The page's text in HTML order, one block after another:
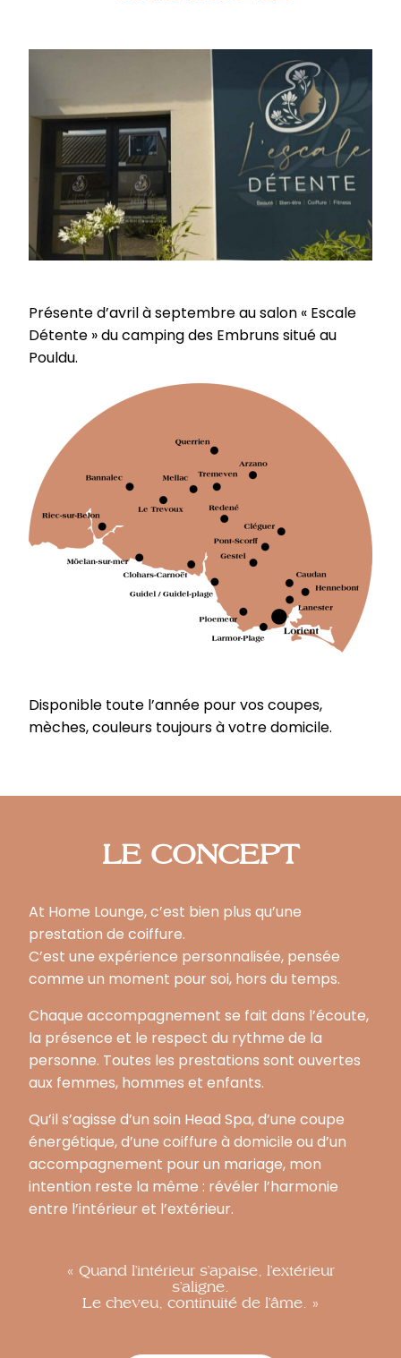
Présente d’avril à septembre au salon « Escale
Détente » du camping des Embruns situé au
Pouldu.
Disponible toute l’année pour vos coupes,
mèches, couleurs toujours à votre domicile.
LE CONCEPT
At Home Lounge, c’est bien plus qu’une
prestation de coiffure.
C’est une expérience personnalisée, pensée
comme un moment pour soi, hors du temps.
Chaque accompagnement se fait dans l’écoute,
la présence et le respect du rythme de la
personne. Toutes les prestations sont ouvertes
aux femmes, hommes et enfants.
Qu’il s’agisse d’un soin Head Spa, d’une coupe
énergétique, d’une coiffure à domicile ou d’un
accompagnement pour un mariage, mon
intention reste la même : révéler l’harmonie
entre l’intérieur et l’extérieur.
« Quand l’intérieur s’apaise, l’extérieur
s’aligne.
Le cheveu, continuité de l’âme. »